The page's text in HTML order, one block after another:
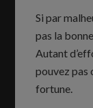
Si par
pas la
Autant
pouvez pas
fortune.